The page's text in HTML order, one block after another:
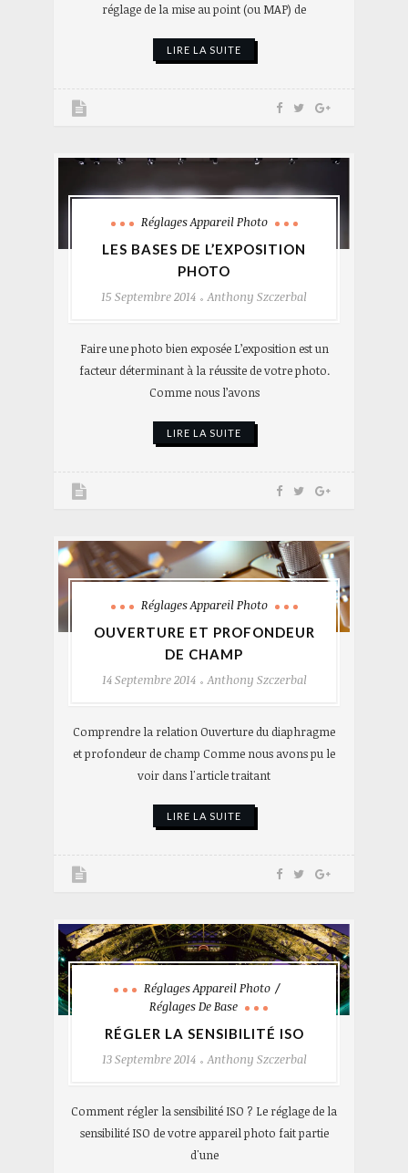
réglage de la mise au point (ou MAP) de
LIRE LA SUITE
Réglages Appareil Photo
LES BASES DE L’EXPOSITION
PHOTO
15 Septembre 2014
Anthony Szczerbal
Faire une photo bien exposée L’exposition est un
facteur déterminant à la réussite de votre photo.
Comme nous l’avons
LIRE LA SUITE
Réglages Appareil Photo
OUVERTURE ET PROFONDEUR
DE CHAMP
14 Septembre 2014
Anthony Szczerbal
Comprendre la relation Ouverture du diaphragme
et profondeur de champ Comme nous avons pu le
voir dans l'article traitant
LIRE LA SUITE
Réglages Appareil Photo
Réglages De Base
RÉGLER LA SENSIBILITÉ ISO
13 Septembre 2014
Anthony Szczerbal
Comment régler la sensibilité ISO ? Le réglage de la
sensibilité ISO de votre appareil photo fait partie
d'une